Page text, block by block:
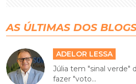
AS ÚLTIMAS DOS
ADELOR LESSA
Júlia tem "sinal verde"
fazer "voto...